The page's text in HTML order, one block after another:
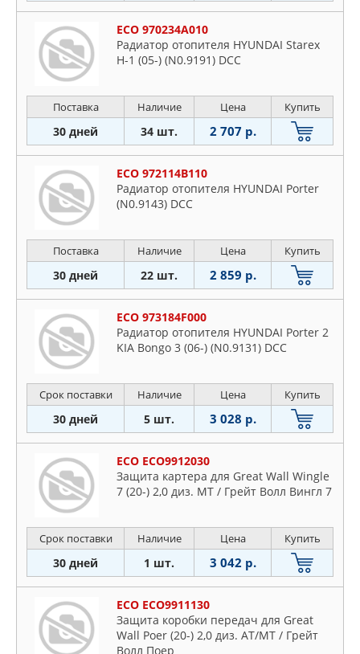
ECO 970234A010
Радиатор отопителя HYUNDAI Starex
H-1 (05-) (N0.9191) DCC
Поставка Наличие Цена Купить
30 дней 34 шт. 2 707 р.
ECO 972114B110
Радиатор отопителя HYUNDAI Porter
(N0.9143) DCC
Поставка Наличие Цена Купить
30 дней 22 шт. 2 859 р.
ECO 973184F000
Радиатор отопителя HYUNDAI Porter 2
KIA Bongo 3 (06-) (N0.9131) DCC
Срок поставки Наличие Цена Купить
30 дней 5 шт. 3 028 р.
ECO ECO9912030
Защита картера для Great Wall Wingle
7 (20-) 2,0 диз. MT / Грейт Волл Вингл 7
Срок поставки Наличие Цена Купить
30 дней 1 шт. 3 042 р.
ECO ECO9911130
Защита коробки передач для Great
Wall Poer (20-) 2,0 диз. АТ/MT / Грейт
Волл Поер